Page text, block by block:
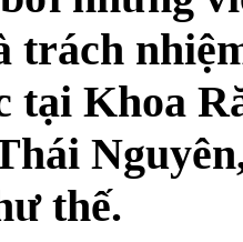
trách
tại Khoa
thế.